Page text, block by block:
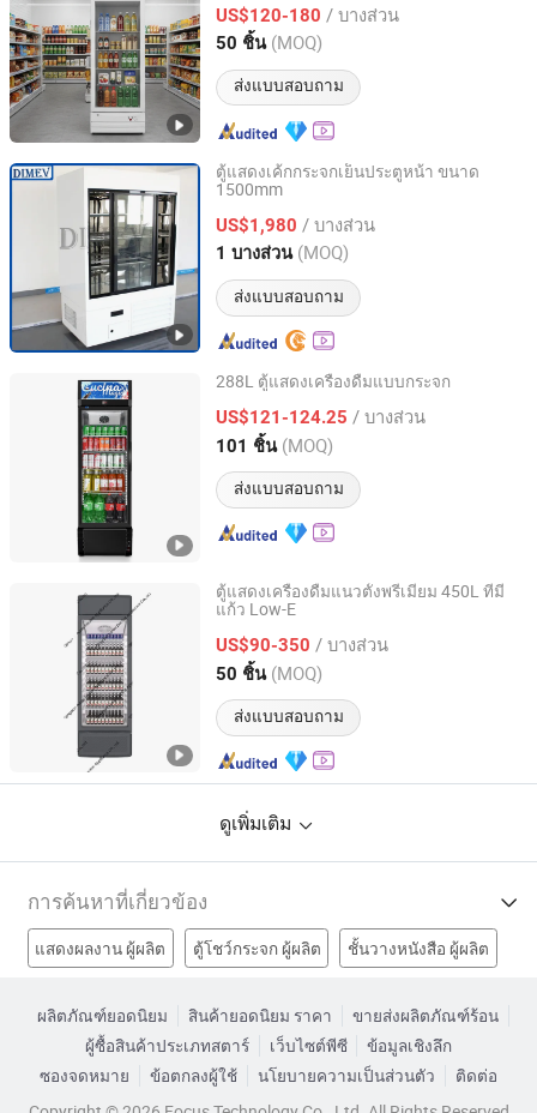
US$120-180 / บางส่วน
50 ชิ้น (MOQ)
ส่งแบบสอบถาม
Zhejiang, China อัตราจาก 2010
ตู้แสดงเค้กกระจกเย็นประตูหน้า ขนาด
1500mm
US$1,980 / บางส่วน
1 บางส่วน (MOQ)
ส่งแบบสอบถาม
Qingdao Xinjie Electron Co., Ltd.
Shandong, China อัตราจาก 2022
288L ตู้แสดงเครื่องดื่มแบบกระจก
US$121-124.25 / บางส่วน
101 ชิ้น (MOQ)
ส่งแบบสอบถาม
Feilong Home Electrical Group Co., Ltd.
Zhejiang, China อัตราจาก 2012
ตู้แสดงเครื่องดื่มแนวตั้งพรีเมียม 450L ที่มี
แก้ว Low-E
US$90-350 / บางส่วน
50 ชิ้น (MOQ)
ส่งแบบสอบถาม
Qingdao Yunlei Electric Applicance Co., Ltd.
Shandong, China อัตราจาก 2021
ดูเพิ่มเติม
การค้นหาที่เกี่ยวข้อง
แสดงผลงาน ผู้ผลิต ตู้โชว์กระจก ผู้ผลิต ชั้นวางหนังสือ ผู้ผลิต
ตู้แช่แข็งโรงงาน เครื่องทำน้ำแข็งโรงงาน
ผลิตภัณฑ์ยอดนิยม สินค้ายอดนิยม ราคา
ขายส่งผลิตภัณฑ์ร้อน
ผู้ซื้อสินค้าประเภทสตาร์
เว็บไซต์พีซี
ข้อมูลเชิงลึก
ซองจดหมาย
ข้อตกลงผู้ใช้ นโยบายความเป็นส่วนตัว
ติดต่อ